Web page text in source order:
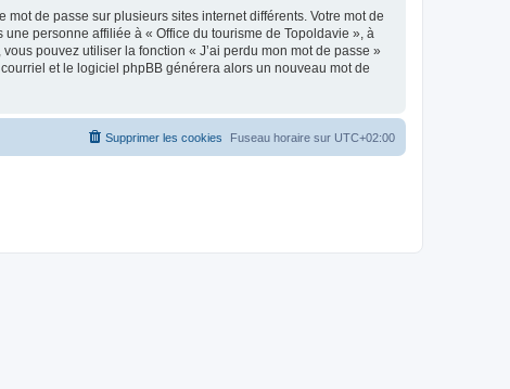
de passe sur plusieurs sites internet différents. Votre mot de
personne affiliée à « Office du tourisme de Topoldavie », à
pouvez utiliser la fonction « J’ai perdu mon mot de passe »
et le logiciel phpBB générera alors un nouveau mot de
Fuseau horaire sur UTC+02:00
Supprimer les cookies